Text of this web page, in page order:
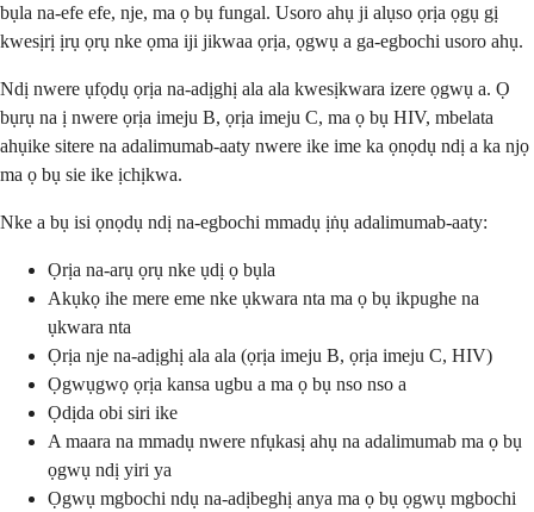
bụla na-efe efe, nje, ma ọ bụ fungal. Usoro ahụ ji alụso ọrịa ọgụ gị
kwesịrị ịrụ ọrụ nke ọma iji jikwaa ọrịa, ọgwụ a ga-egbochi usoro ahụ.
Ndị nwere ụfọdụ ọrịa na-adịghị ala ala kwesịkwara izere ọgwụ a. Ọ
bụrụ na ị nwere ọrịa imeju B, ọrịa imeju C, ma ọ bụ HIV, mbelata
ahụike sitere na adalimumab-aaty nwere ike ime ka ọnọdụ ndị a ka njọ
ma ọ bụ sie ike ịchịkwa.
Nke a bụ isi ọnọdụ ndị na-egbochi mmadụ ịṅụ adalimumab-aaty:
Ọrịa na-arụ ọrụ nke ụdị ọ bụla
Akụkọ ihe mere eme nke ụkwara nta ma ọ bụ ikpughe na
ụkwara nta
Ọrịa nje na-adịghị ala ala (ọrịa imeju B, ọrịa imeju C, HIV)
Ọgwụgwọ ọrịa kansa ugbu a ma ọ bụ nso nso a
Ọdịda obi siri ike
A maara na mmadụ nwere nfụkasị ahụ na adalimumab ma ọ bụ
ọgwụ ndị yiri ya
Ọgwụ mgbochi ndụ na-adịbeghị anya ma ọ bụ ọgwụ mgbochi